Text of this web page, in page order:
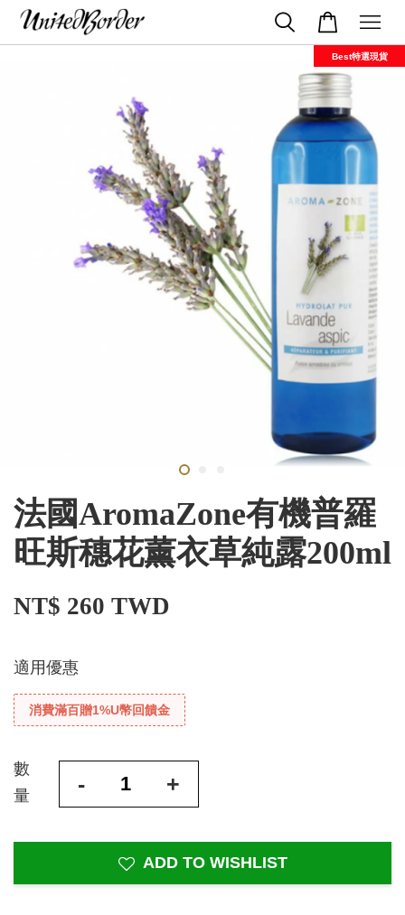
Best特選現貨
法國AromaZone有機普羅
旺斯穗花薰衣草純露200ml
NT$ 260 TWD
適用優惠
消費滿百贈1%U幣回饋金
數
量
- +
ADD TO WISHLIST